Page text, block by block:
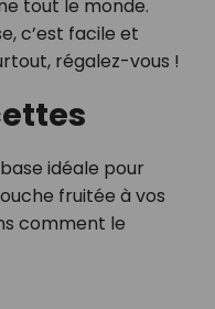
tout le monde.
c’est facile et
régalez-vous !
idéale pour
fruitée à vos
comment le